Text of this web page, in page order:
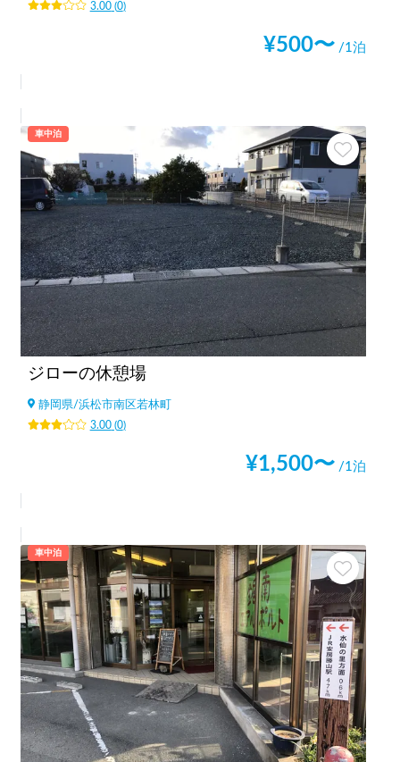
3.00(0)
¥500〜 /1泊
車中泊
ジローの休憩場
静岡県/浜松市南区若林町
3.00(0)
¥1,500〜 /1泊
車中泊